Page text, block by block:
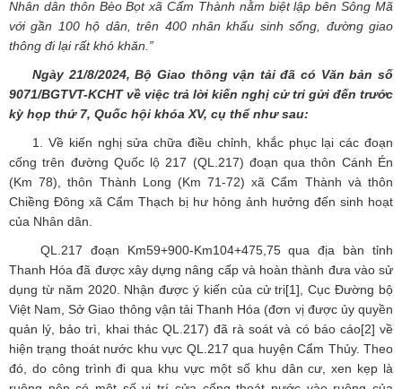
Nhân dân thôn Bèo Bọt xã Cẩm Thành nằm biệt lập bên Sông Mã
với gần 100 hộ dân, trên 400 nhân khẩu sinh sống, đường giao
thông đi lại rất khó khăn.”
Ngày21/8/2024, Bộ Giao thông vận tải đã có Văn bản số
9071/BGTVT-KCHT về việc trả lời kiến nghị cử tri gửi đến trước
kỳ họp thứ 7, Quốc hội khóa XV, cụ thể như sau:
1. Về kiến nghị sửa chữa điều chỉnh, khắc phục lại các đoạn
cống trên đường Quốc lộ 217 (QL.217) đoạn qua thôn Cánh Én
(Km 78), thôn Thành Long (Km 71-72) xã Cẩm Thành và thôn
Chiềng Đông xã Cẩm Thạch bị hư hỏng ảnh hưởng đến sinh hoạt
của Nhân dân.
QL.217 đoạn Km59+900-Km104+475,75 qua địa bàn tỉnh
Thanh Hóa đã được xây dựng nâng cấp và hoàn thành đưa vào sử
dụng từ năm 2020. Nhận được ý kiến của cử tri[1], Cục Đường bộ
Việt Nam, Sở Giao thông vận tải Thanh Hóa (đơn vị được ủy quyền
quản lý, bảo trì, khai thác QL.217) đã rà soát và có báo cáo[2] về
hiện trạng thoát nước khu vực QL.217 qua huyện Cẩm Thủy. Theo
đó, do công trình đi qua khu vực một số khu dân cư, xen kẹp là